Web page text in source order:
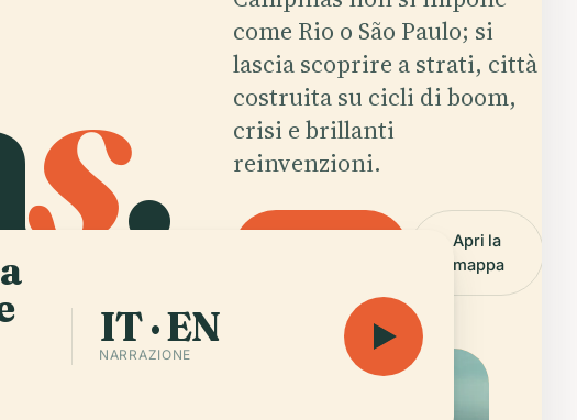
s.
come Rio o São Paulo; si
lascia scoprire a strati, città
costruita su cicli di boom,
crisi e brillanti
reinvenzioni.
Apri la
mappa
IT · EN
NARRAZIONE